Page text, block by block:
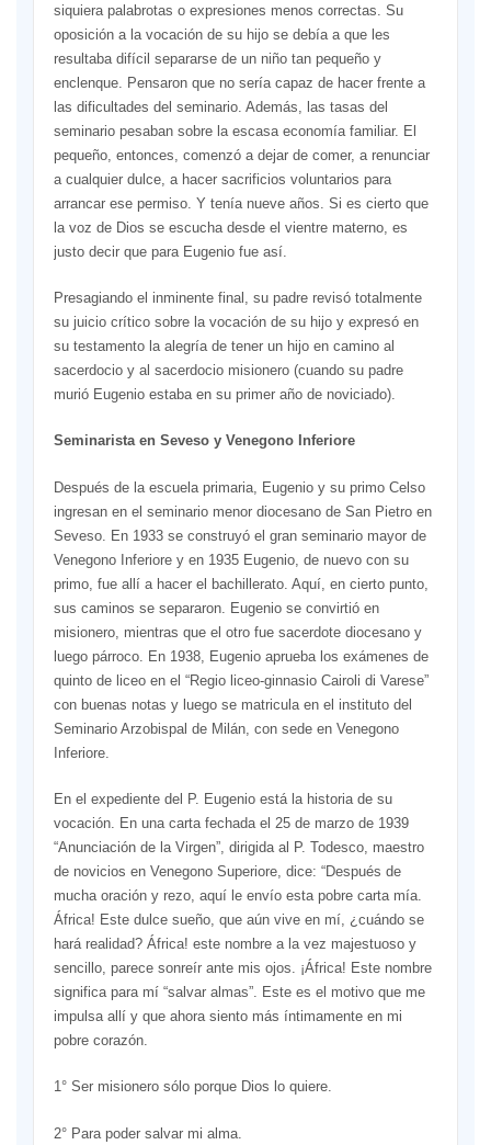
siquiera palabrotas o expresiones menos correctas. Su
oposición a la vocación de su hijo se debía a que les
resultaba difícil separarse de un niño tan pequeño y
enclenque. Pensaron que no sería capaz de hacer frente a
las dificultades del seminario. Además, las tasas del
seminario pesaban sobre la escasa economía familiar. El
pequeño, entonces, comenzó a dejar de comer, a renunciar
a cualquier dulce, a hacer sacrificios voluntarios para
arrancar ese permiso. Y tenía nueve años. Si es cierto que
la voz de Dios se escucha desde el vientre materno, es
justo decir que para Eugenio fue así.
Presagiando el inminente final, su padre revisó totalmente
su juicio crítico sobre la vocación de su hijo y expresó en
su testamento la alegría de tener un hijo en camino al
sacerdocio y al sacerdocio misionero (cuando su padre
murió Eugenio estaba en su primer año de noviciado).
Seminarista en Seveso y Venegono Inferiore
Después de la escuela primaria, Eugenio y su primo Celso
ingresan en el seminario menor diocesano de San Pietro en
Seveso. En 1933 se construyó el gran seminario mayor de
Venegono Inferiore y en 1935 Eugenio, de nuevo con su
primo, fue allí a hacer el bachillerato. Aquí, en cierto punto,
sus caminos se separaron. Eugenio se convirtió en
misionero, mientras que el otro fue sacerdote diocesano y
luego párroco. En 1938, Eugenio aprueba los exámenes de
quinto de liceo en el “Regio liceo-ginnasio Cairoli di Varese”
con buenas notas y luego se matricula en el instituto del
Seminario Arzobispal de Milán, con sede en Venegono
Inferiore.
En el expediente del P. Eugenio está la historia de su
vocación. En una carta fechada el 25 de marzo de 1939
“Anunciación de la Virgen”, dirigida al P. Todesco, maestro
de novicios en Venegono Superiore, dice: “Después de
mucha oración y rezo, aquí le envío esta pobre carta mía.
África! Este dulce sueño, que aún vive en mí, ¿cuándo se
hará realidad? África! este nombre a la vez majestuoso y
sencillo, parece sonreír ante mis ojos. ¡África! Este nombre
significa para mí “salvar almas”. Este es el motivo que me
impulsa allí y que ahora siento más íntimamente en mi
pobre corazón.
1° Ser misionero sólo porque Dios lo quiere.
2° Para poder salvar mi alma.